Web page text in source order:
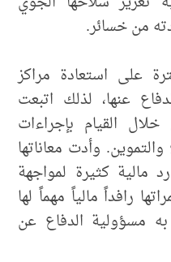
من خسائر.
على استعادة مراكز
عنها، لذلك اتبعت
القيام بإجراءات
وأدت معاناتها
مالية كثيرة لمواجهة
رافداً مالياً مهماً لها
مسؤولية الدفاع عن